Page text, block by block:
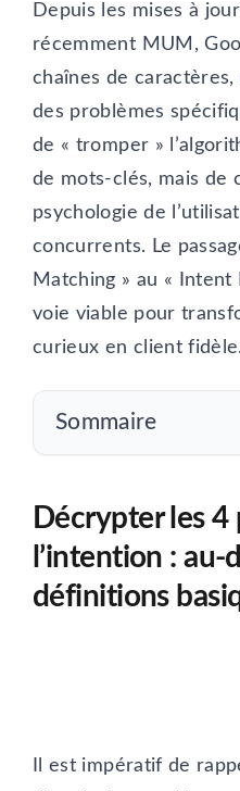
Depuis les mises à
récemment MUM,
chaînes de caractères,
des problèmes
de « tromper »
de mots-clés, mais de
psychologie de
concurrents. Le
Matching » au «
voie viable pour
curieux en client
Sommaire
Décrypter les 4
l’intention : au-
définitions
Il est impératif de